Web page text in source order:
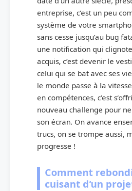
entreprise, c’est un peu
système de votre
sans cesse jusqu’au bug
une notification qui
acquis, c’est devenir le
celui qui se bat avec ses
le monde passe à la
en compétences, c’est
nouveau challenge pour
son écran. On avance
trucs, on se trompe aussi,
progresse !
Comment
cuisant d’un